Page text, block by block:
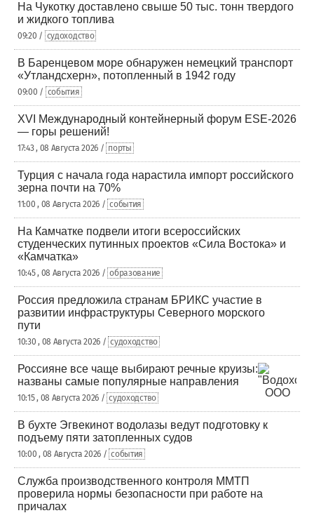
На Чукотку доставлено свыше 50 тыс. тонн твердого
и жидкого топлива
09:20 / судоходство
В Баренцевом море обнаружен немецкий транспорт
«Утландсхерн», потопленный в 1942 году
09:00 / события
XVI Международный контейнерный форум ESE-2026
— горы решений!
17:43 , 08 Августа 2026 / порты
Турция с начала года нарастила импорт российского
зерна почти на 70%
11:00 , 08 Августа 2026 / события
На Камчатке подвели итоги всероссийских
студенческих путинных проектов «Сила Востока» и
«Камчатка»
10:45 , 08 Августа 2026 / образование
Россия предложила странам БРИКС участие в
развитии инфраструктуры Северного морского
пути
10:30 , 08 Августа 2026 / судоходство
Россияне все чаще выбирают речные круизы:
названы самые популярные направления
10:15 , 08 Августа 2026 / судоходство
В бухте Эгвекинот водолазы ведут подготовку к
подъему пяти затопленных судов
10:00 , 08 Августа 2026 / события
Служба производственного контроля ММТП
проверила нормы безопасности при работе на
причалах